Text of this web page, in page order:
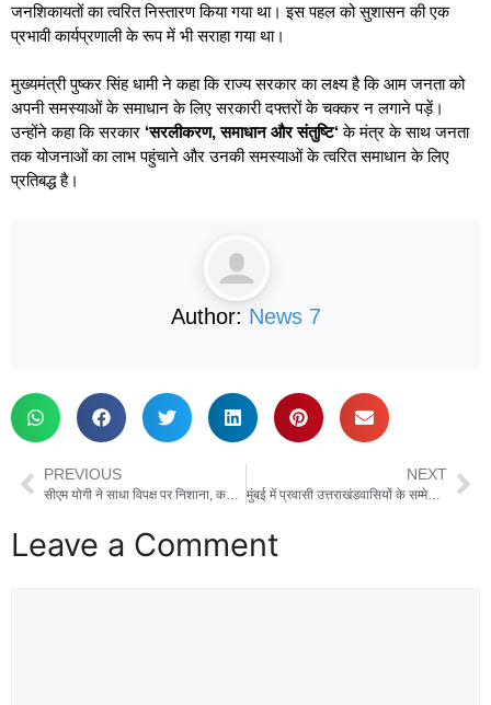
जनशिकायतों का त्वरित निस्तारण किया गया था। इस पहल को सुशासन की एक
प्रभावी कार्यप्रणाली के रूप में भी सराहा गया था।
मुख्यमंत्री पुष्कर सिंह धामी ने कहा कि राज्य सरकार का लक्ष्य है कि आम जनता को
अपनी समस्याओं के समाधान के लिए सरकारी दफ्तरों के चक्कर न लगाने पड़ें।
उन्होंने कहा कि सरकार ‘सरलीकरण,समाधान और संतुष्टि‘के मंत्र के साथ जनता
तक योजनाओं का लाभ पहुंचाने और उनकी समस्याओं के त्वरित समाधान के लिए
प्रतिबद्ध है।
Author: News 7
PREVIOUS NEXT
मुंबई में प्रवासी उत्तराखंडवासियों के सम्मेलन में पहुंचे सीएम धामी, अपने 5 साल के कार्यकाल की गिनाईं उपलब्धियां
Leave a Comment